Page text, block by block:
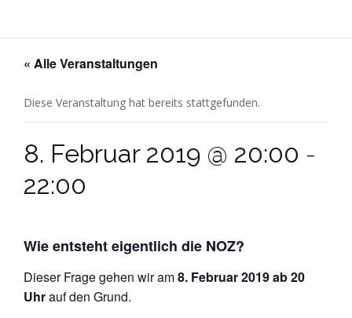
« Alle Veranstaltungen
Diese Veranstaltung hat bereits stattgefunden.
8. Februar 2019 @ 20:00 -
22:00
Wie entsteht eigentlich die NOZ?
Dieser Frage gehen wir am8. Februar 2019 ab 20
Uhrauf den Grund.